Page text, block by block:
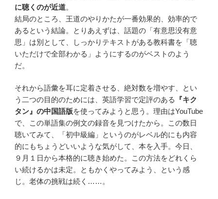
に聴くのが近道。
結局のところ、王道のやりかたが一番効果的、効率的で
あるという結論。とりあえずは、話題の「有意思没有意
思」は別として、しっかりテキストがある教科書を「聴
いただけで全部わかる」ようにするのがベストのよう
だ。
それから語彙を耳に定着させる、絶対数を増やす、とい
う二つの目的のためには、英語学習で定評のある
『キク
タン』の中国語版を使ってみようと思う。理由はYouTube
で、この単語集の例文の録音を見つけたから。この数日
聴いてみて、「初中級編」というのがレベル的にも内容
的にもちょうどいいような気がして、本を入手。今日、
９月１日から本格的に聴き始めた。この方法をどれくら
い続けるかは未定。ともかくやってみよう、という感
じ。老体の挑戦は続く……。